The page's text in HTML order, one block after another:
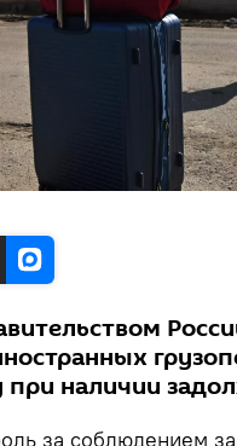
наличии
за соблюдением